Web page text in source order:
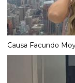
Causa Facundo